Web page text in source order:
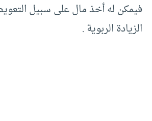
فيمكن له أخذ مال على سبيل
الزيادة الربوية .